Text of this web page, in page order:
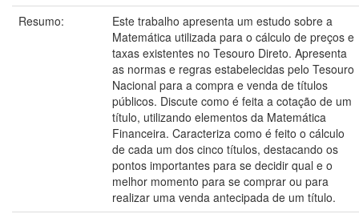
Resumo:
Este trabalho apresenta um estudo sobre a
Matemática utilizada para o cálculo de preços e
taxas existentes no Tesouro Direto. Apresenta
as normas e regras estabelecidas pelo Tesouro
Nacional para a compra e venda de títulos
públicos. Discute como é feita a cotação de um
título, utilizando elementos da Matemática
Financeira. Caracteriza como é feito o cálculo
de cada um dos cinco títulos, destacando os
pontos importantes para se decidir qual e o
melhor momento para se comprar ou para
realizar uma venda antecipada de um título.